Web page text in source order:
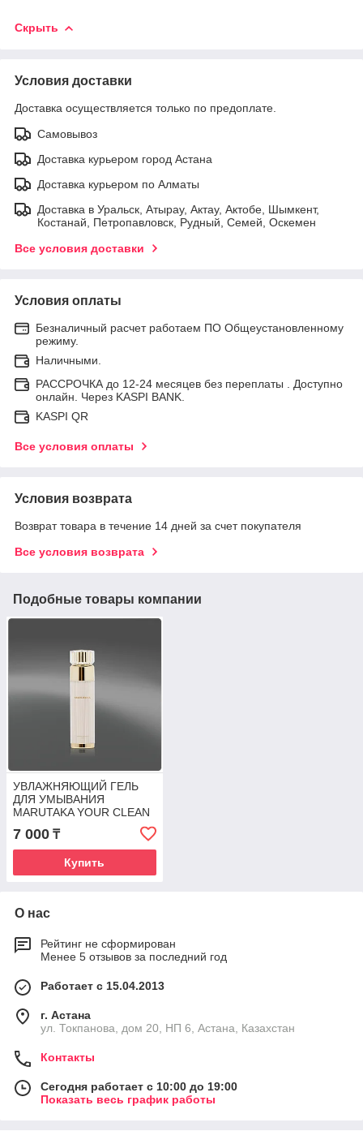
Скрыть
Условия доставки
Доставка осуществляется только по предоплате.
Самовывоз
Доставка курьером город Астана
Доставка курьером по Алматы
Доставка в Уральск, Атырау, Актау, Актобе, Шымкент,
Костанай, Петропавловск, Рудный, Семей, Оскемен
Все условия доставки
Условия оплаты
Безналичный расчет работаем ПО Общеустановленному
режиму.
Наличными.
РАССРОЧКА до 12-24 месяцев без переплаты . Доступно
онлайн. Через KASPI BANK.
KASPI QR
Все условия оплаты
Условия возврата
Возврат товара в течение 14 дней за счет покупателя
Все условия возврата
Подобные товары компании
УВЛАЖНЯЮЩИЙ ГЕЛЬ
ДЛЯ УМЫВАНИЯ
MARUTAKA YOUR CLEAN
7 000 ₸
Купить
О нас
Рейтинг не сформирован
Менее 5 отзывов за последний год
Работает с 15.04.2013
г. Астана
ул. Токпанова, дом 20, НП 6, Астана, Казахстан
Контакты
Сегодня работает с 10:00 до 19:00
Показать весь график работы